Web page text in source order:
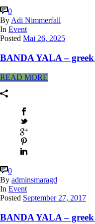
0
ByAdi Nimmerfall
In Event
Posted Mai 26, 2025
BANDA YALA –
READ MORE
0
By adminsmaragd
In Event
Posted September 27, 2017
BANDA YALA –